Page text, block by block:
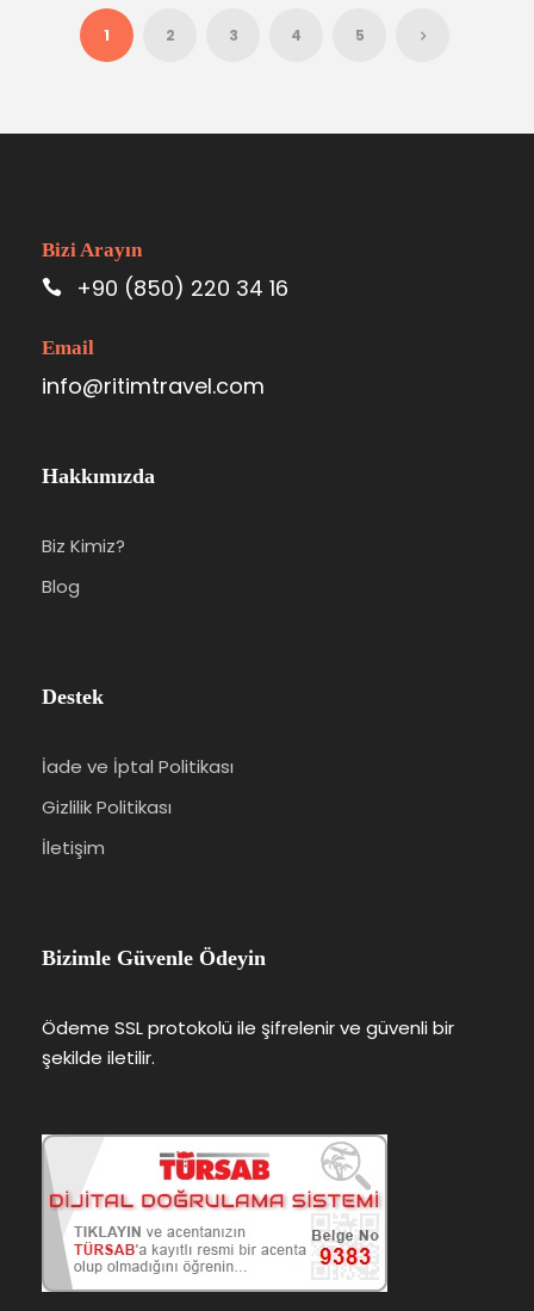
1 2 3 4 5
Bizi Arayın
+90 (850) 220 34 16
Email
info@ritimtravel.com
Hakkımızda
Biz Kimiz?
Blog
Destek
İade ve İptal Politikası
Gizlilik Politikası
İletişim
Bizimle Güvenle Ödeyin
Ödeme SSL protokolü ile şifrelenir ve güvenli bir
şekilde iletilir.